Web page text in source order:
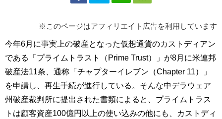
※このページはアフィリエイト広告を利用しています
今年6月に事実上の破産となった仮想通貨のカストディアン
である「プライムトラスト（Prime Trust）」が8月に米連邦
破産法11条、通称「チャプターイレブン（Chapter 11）」
を申請し、再生手続が進行している。そんな中デラウェア
州破産裁判所に提出された書類によると、プライムトラス
トは顧客資産100億円以上の使い込みの他にも、カストディ